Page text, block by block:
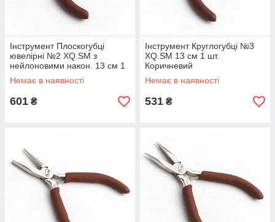
Інструмент Плоскогубці
ювелірні №2 XQ.SM з
нейлоновими након. 13 см 1
шт. Коричневий
Немає в наявності
601 ₴
Інструмент Круглогубці №3
XQ.SM 13 см 1 шт.
Коричневий
Немає в наявності
531 ₴